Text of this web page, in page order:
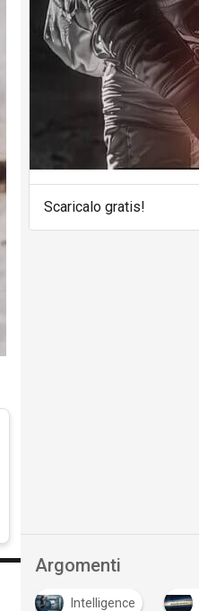
Scaricalo gratis!
Argomenti
Intelligence